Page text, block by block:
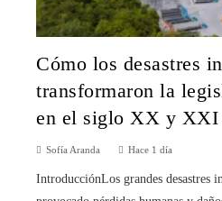
Cómo los desastres
transformaron la
en el siglo XX y XXI
Sofía Aranda Hace 1 día
IntroducciónLos grandes desastres